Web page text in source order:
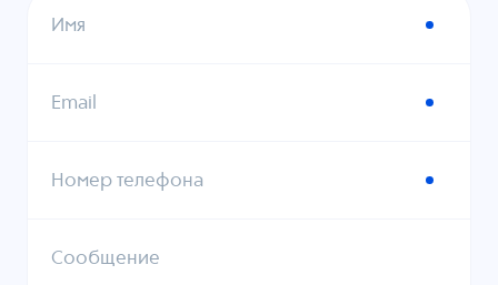
Имя
Email
Номер телефона
Сообщение